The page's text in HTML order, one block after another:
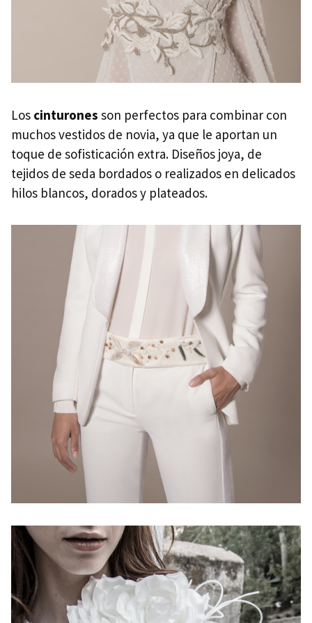
Los cinturones son perfectos para combinar con
muchos vestidos de novia, ya que le aportan un
toque de sofisticación extra. Diseños joya, de
tejidos de seda bordados o realizados en delicados
hilos blancos, dorados y plateados.